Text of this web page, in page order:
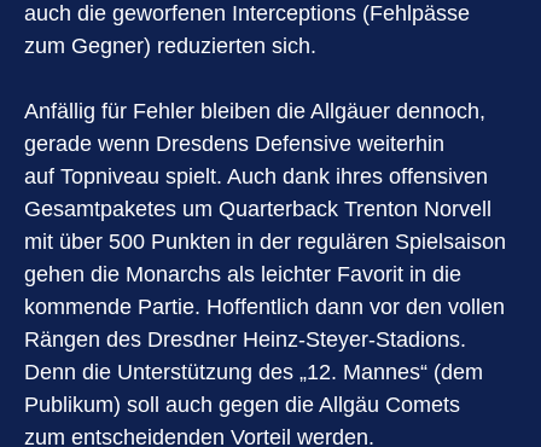
auch die geworfenen Interceptions (Fehlpässe
zum Gegner) reduzierten sich.
Anfällig für Fehler bleiben die Allgäuer dennoch,
gerade wenn Dresdens Defensive weiterhin
auf Topniveau spielt. Auch dank ihres offensiven
Gesamtpaketes um Quarterback Trenton Norvell
mit über 500 Punkten in der regulären Spielsaison
gehen die Monarchs als leichter Favorit in die
kommende Partie. Hoffentlich dann vor den vollen
Rängen des Dresdner Heinz-Steyer-Stadions.
Denn die Unterstützung des „12. Mannes“ (dem
Publikum) soll auch gegen die Allgäu Comets
zum entscheidenden Vorteil werden.